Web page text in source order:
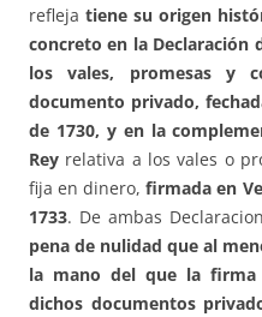
reflejatiene su origen
concreto en la Declaración
los vales, promesas y
documento privado,
de 1730, y en la
Rey relativa a los vales o
fija en dinero,firmada en
1733. De ambas
pena de nulidad que al
la mano del que la firma
dichos documentos